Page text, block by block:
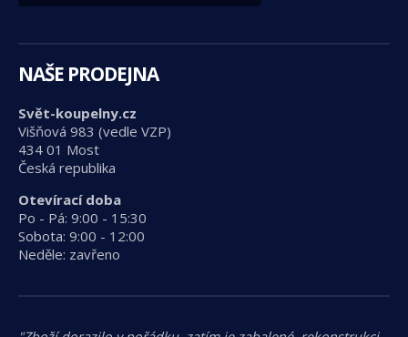
NAŠE PRODEJNA
Svět-koupelny.cz
Višňová 983 (vedle VZP)
434 01 Most
Česká republika
Otevírací doba
Po - Pá: 9:00 - 15:30
Sobota: 9:00 - 12:00
Neděle: zavřeno